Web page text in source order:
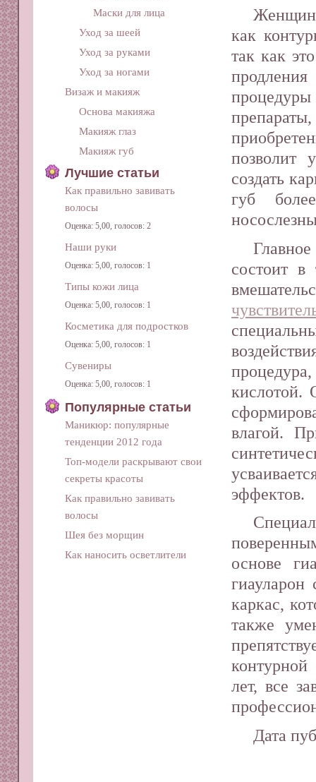
как
так как
позволит
создать
губ
состоит в
кислотой.
влагой.
эффектов.
основе
гиауларон
каркас,
также
лет, все
Дата
Маски для лица
Уход за шеей
Уход за руками
Уход за ногами
Визаж и макияж
Основа макияжа
Макияж глаз
Макияж губ
Лучшие статьи
Как правильно завивать
волосы
Оценка: 5,00, голосов: 2
Наши руки
Оценка: 5,00, голосов: 1
Типы кожи лица
Оценка: 5,00, голосов: 1
Косметика для подростков
Оценка: 5,00, голосов: 1
Сувениры
Оценка: 5,00, голосов: 1
Популярные статьи
Маникюр: популярные
тенденции 2012 года
Топ-модели раскрывают свои
секреты красоты
Как правильно завивать
волосы
Шея без морщин
Как наносить осветлители